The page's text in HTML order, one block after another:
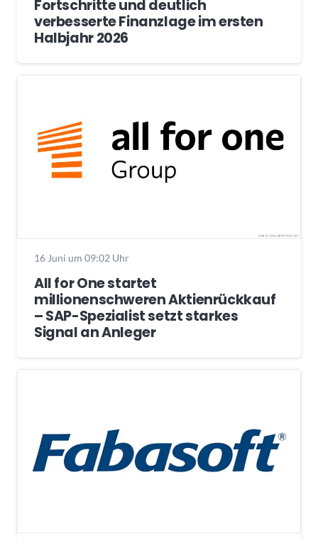
Fortschritte und deutlich
verbesserte Finanzlage im ersten
Halbjahr 2026
16 Juni um 09:02 Uhr
All for One startet
millionenschweren Aktienrückkauf
– SAP-Spezialist setzt starkes
Signal an Anleger